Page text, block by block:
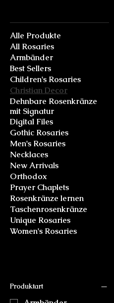
Alle Produkte
All Rosaries
Armbänder
Best Sellers
Children's Rosaries
Christian Decor
Dehnbare Rosenkränze
mit Signatur
Digital Files
Gothic Rosaries
Men's Rosaries
Necklaces
New Arrivals
Orthodox
Prayer Chaplets
Rosenkränze lernen
Taschenrosenkränze
Unique Rosaries
Women's Rosaries
Produktart